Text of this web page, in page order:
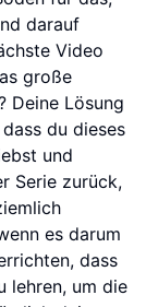
darauf
Video
große
Deine Lösung
du dieses
und
Serie zurück,
es darum
dass
lehren, um die